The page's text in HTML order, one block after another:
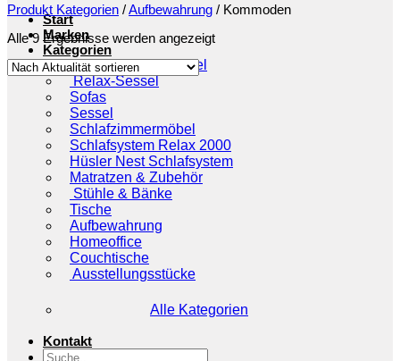
Start
Marken
Kategorien
Fama Sofas & Sessel
Relax-Sessel
Sofas
Sessel
Schlafzimmermöbel
Schlafsystem Relax 2000
Hüsler Nest Schlafsystem
Matratzen & Zubehör
Stühle & Bänke
Tische
Aufbewahrung
Homeoffice
Couchtische
Ausstellungsstücke
Alle Kategorien
Kontakt
Suchen
Produkt Kategorien /Aufbewahrung / Kommoden
Alle 9 Ergebnisse werden angezeigtNach